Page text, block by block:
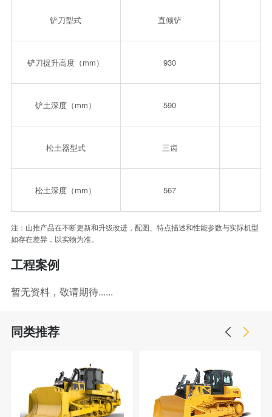
铲刀型式 直倾铲
铲刀提升高度（mm） 930
铲土深度（mm） 590
松土器型式 三齿
松土深度（mm） 567
注：山推产品在不断更新和升级改进，配图、特点描述和性能参数与实际机型
如存在差异，以实物为准。
工程案例
暂无资料，敬请期待......
同类推荐